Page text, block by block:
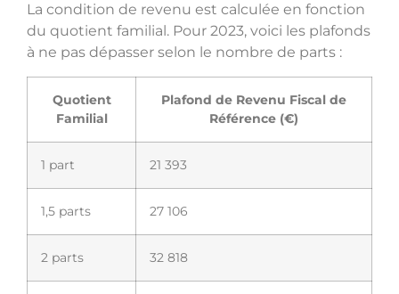
La condition de revenu est calculée en fonction
du quotient familial. Pour 2023, voici les plafonds
à ne pas dépasser selon le nombre de parts :
Quotient
Familial
Plafond de Revenu Fiscal de
Référence (€)
1 part 21 393
1,5 parts 27 106
2 parts 32 818